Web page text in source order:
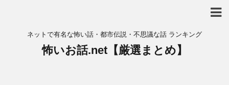
ネットで有名な怖い話・都市伝説・不思議な話 ランキング
怖いお話.net【厳選まとめ】